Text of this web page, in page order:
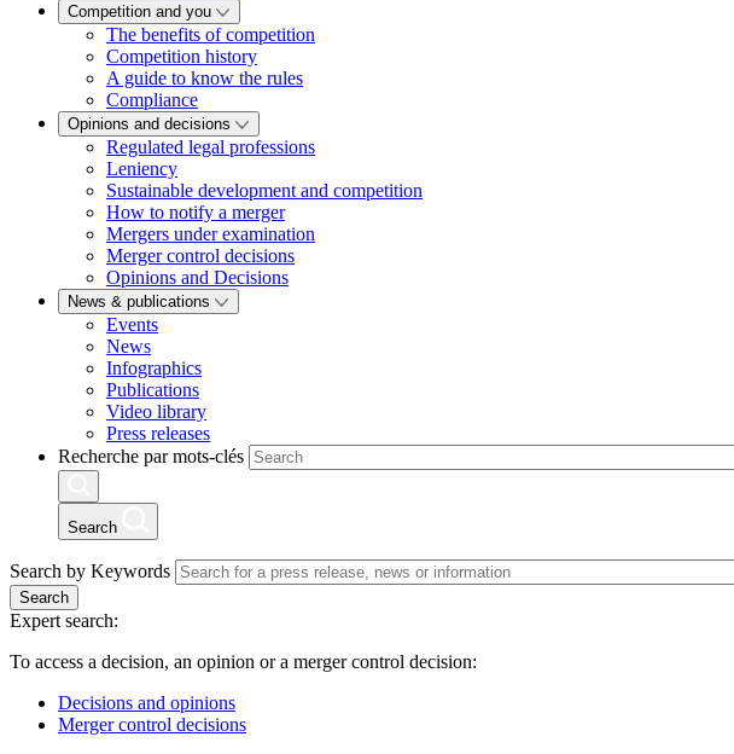
Competition and you
The benefits of competition
Competition history
A guide to know the rules
Compliance
Opinions and decisions
Regulated legal professions
Leniency
Sustainable development and competition
How to notify a merger
Mergers under examination
Merger control decisions
Opinions and Decisions
News & publications
Events
News
Infographics
Publications
Video library
Press releases
Recherche par mots-clés
Search
Search by Keywords
Search
Expert search:
To access a decision, an opinion or a merger control decision:
Decisions and opinions
Merger control decisions